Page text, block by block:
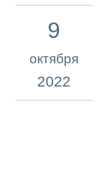
9
октября
2022